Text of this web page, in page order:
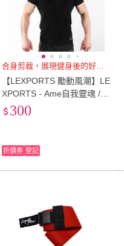
合身剪裁，展現健身後的好身材
【LEXPORTS 勵動風潮】LE
XPORTS - Ame自我靈魂 /
男款合身運動上衣(修身 運動
300
折價券 登記